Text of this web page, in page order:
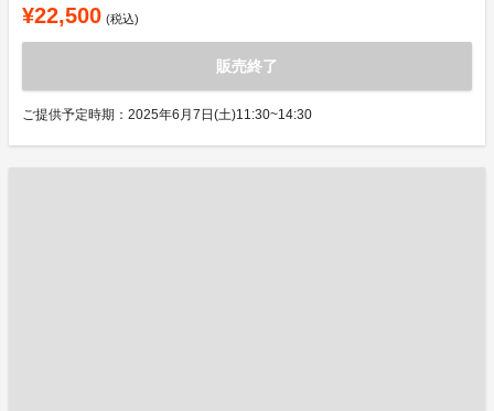
¥22,500 (税込)
販売終了
ご提供予定時期：2025年6月7日(土)11:30~14:30